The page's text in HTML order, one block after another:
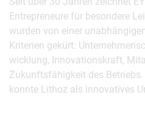
Entrepreneure für besondere
wurden von einer
Kriterien gekürt:
wicklung, Innovationskraft,
Zukunftsfähigkeit des
konnte Lithoz als innovatives